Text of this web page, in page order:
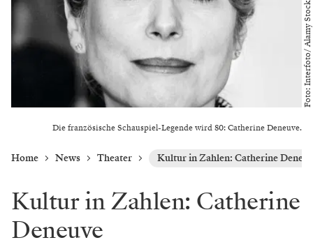
Die französische Schauspiel-Legende wird 80: Catherine Deneuve.
Foto: Interfoto/ Alamy Stock Foto
Home News Theater Kultur in Zahlen: Catherine
Kultur in Zahlen: Catherine
Deneuve